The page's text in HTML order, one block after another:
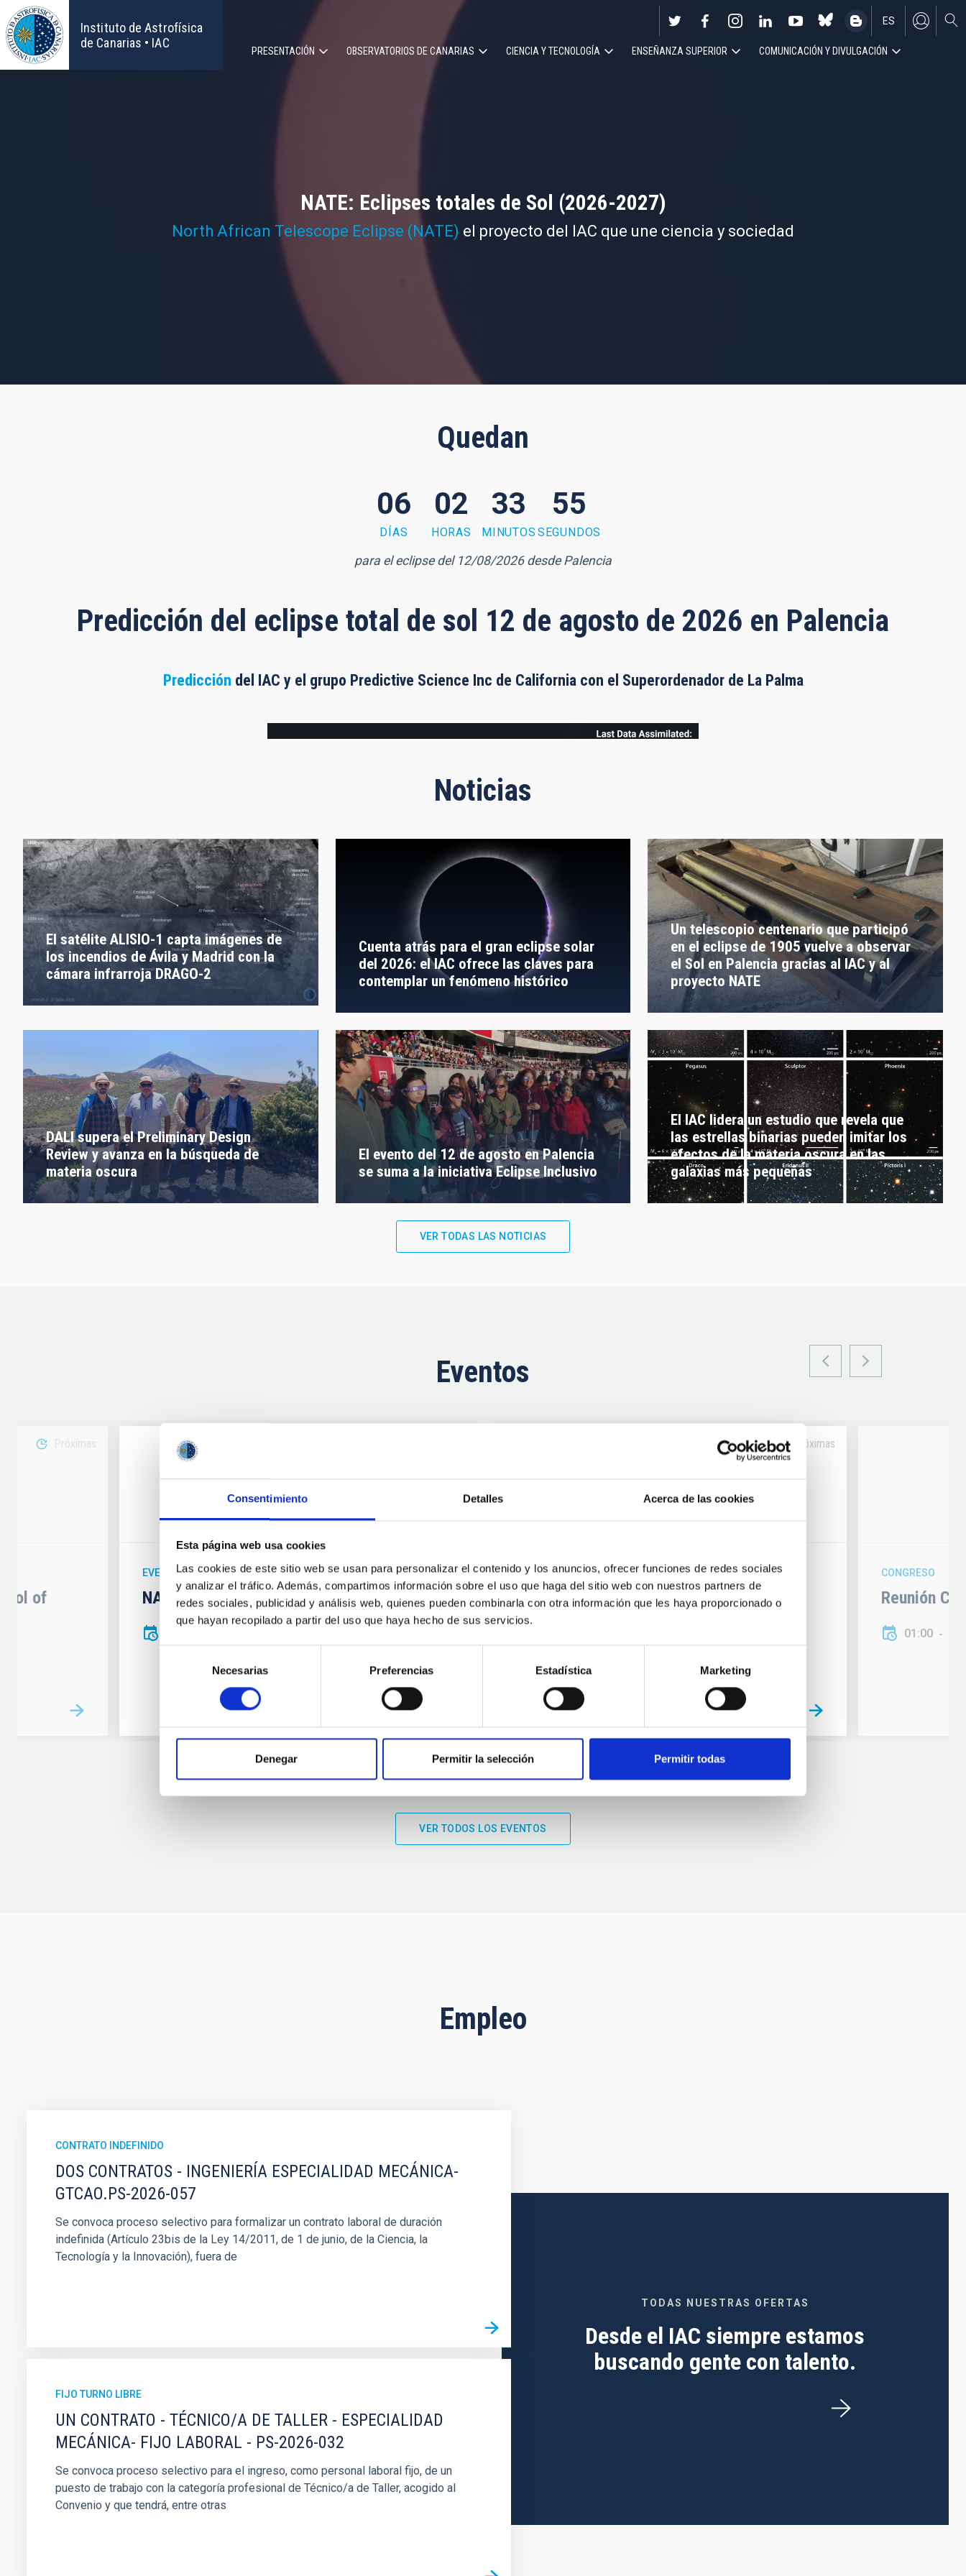
Consentimiento Detalles Acerca de las cookies
Esta página web usa cookies
Las cookies de este sitio web se usan para personalizar el contenido y los anuncios, ofrecer funciones de redes sociales
y analizar el tráfico. Además, compartimos información sobre el uso que haga del sitio web con nuestros partners de
redes sociales, publicidad y análisis web, quienes pueden combinarla con otra información que les haya proporcionado o
que hayan recopilado a partir del uso que haya hecho de sus servicios.
consentimiento
Necesarias Preferencias Estadística Marketing
Denegar Permitir la selección Permitir todas
Pasar
al
contenido
principal
Instituto de Astrofísica
de Canarias • IAC
EN
ES
Navegación
principal
PRESENTACIÓN OBSERVATORIOS DE CANARIAS CIENCIA Y TECNOLOGÍA ENSEÑANZA SUPERIOR COMUNICACIÓN Y DIVULGACIÓN
NATE: Eclipses totales de Sol (2026-2027)
North African Telescope Eclipse (NATE) el proyecto del IAC que une ciencia y sociedad
Quedan
06
DÍAS
02
HORAS
33
MINUTOS
53
SEGUNDOS
para el eclipse del 12/08/2026 desde Palencia
Predicción del eclipse total de sol 12 de agosto de 2026 en Palencia
Predicción del IAC y el grupo Predictive Science Inc de California con el Superordenador de La Palma
Noticias
El satélite ALISIO-1 capta imágenes de
los incendios de Ávila y Madrid con la
cámara infrarroja DRAGO-2
Cuenta atrás para el gran eclipse solar
del 2026: el IAC ofrece las claves para
contemplar un fenómeno histórico
Un telescopio centenario que participó
en el eclipse de 1905 vuelve a observar
el Sol en Palencia gracias al IAC y al
proyecto NATE
DALI supera el Preliminary Design
Review y avanza en la búsqueda de
materia oscura
El evento del 12 de agosto en Palencia
se suma a la iniciativa Eclipse Inclusivo
El IAC lidera un estudio que revela que
las estrellas binarias pueden imitar los
efectos de la materia oscura en las
galaxias más pequeñas
VER TODAS LAS NOTICIAS
Eventos
Próximas
of
08
AUG 26
11
AUG 26
EVENTO ASTRONÓMICO
NATE en Palencia - Eclipse Agosto 2026
10 14
Próximas
CONGRESO
Substellar Astrophysics 2026
CONGRESO
Reunión
01:00
VER TODOS LOS EVENTOS
Empleo
CONTRATO INDEFINIDO
DOS CONTRATOS - INGENIERÍA ESPECIALIDAD MECÁNICA-
GTCAO.PS-2026-057
Se convoca proceso selectivo para formalizar un contrato laboral de duración
indefinida (Artículo 23bis de la Ley 14/2011, de 1 de junio, de la Ciencia, la
Tecnología y la Innovación), fuera de
FIJO TURNO LIBRE
UN CONTRATO - TÉCNICO/A DE TALLER - ESPECIALIDAD
MECÁNICA- FIJO LABORAL - PS-2026-032
Se convoca proceso selectivo para el ingreso, como personal laboral fijo, de un
puesto de trabajo con la categoría profesional de Técnico/a de Taller, acogido al
Convenio y que tendrá, entre otras
TODAS NUESTRAS OFERTAS
Desde el IAC siempre estamos
buscando gente con talento.